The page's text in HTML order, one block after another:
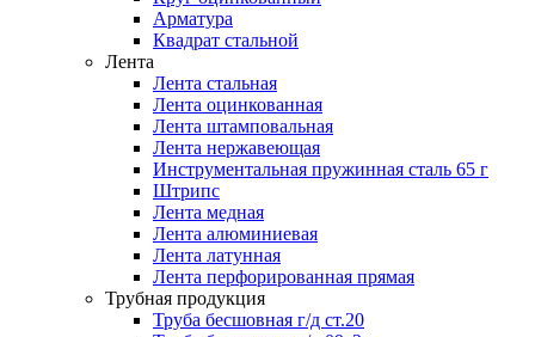
Арматура
Квадрат стальной
Лента
Лента стальная
Лента оцинкованная
Лента штамповальная
Лента нержавеющая
Инструментальная пружинная сталь 65 г
Штрипс
Лента медная
Лента алюминиевая
Лента латунная
Лента перфорированная прямая
Трубная продукция
Труба бесшовная г/д ст.20